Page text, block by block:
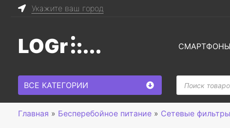
Укажите ваш город
LOGr СМАРТФОНЫ
ВСЕ КАТЕГОРИИ
Поиск
товаров
Главная » Бесперебойное питание » Сетевые